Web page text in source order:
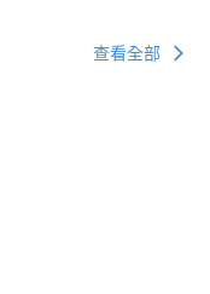
查看全部